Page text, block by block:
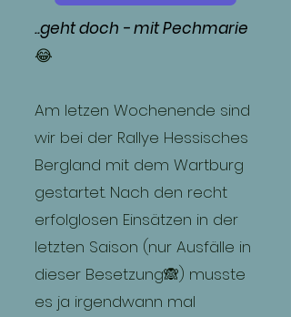
..geht doch - mit Pechmarie
😂
Am letzen Wochenende sind
wir bei der Rallye Hessisches
Bergland mit dem Wartburg
gestartet. Nach den recht
erfolglosen Einsätzen in der
letzten Saison (nur Ausfälle in
dieser Besetzung🙈) musste
es ja irgendwann mal